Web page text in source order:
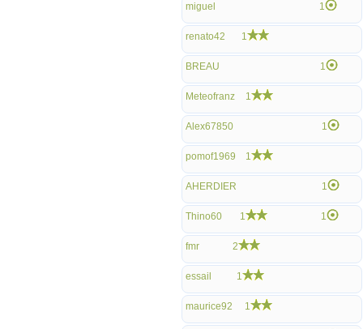
miguel 1
renato42 1
BREAU 1
Meteofranz 1
Alex67850 1
pomof1969 1
AHERDIER 1
Thino60 1 1
fmr 2
essail 1
maurice92 1